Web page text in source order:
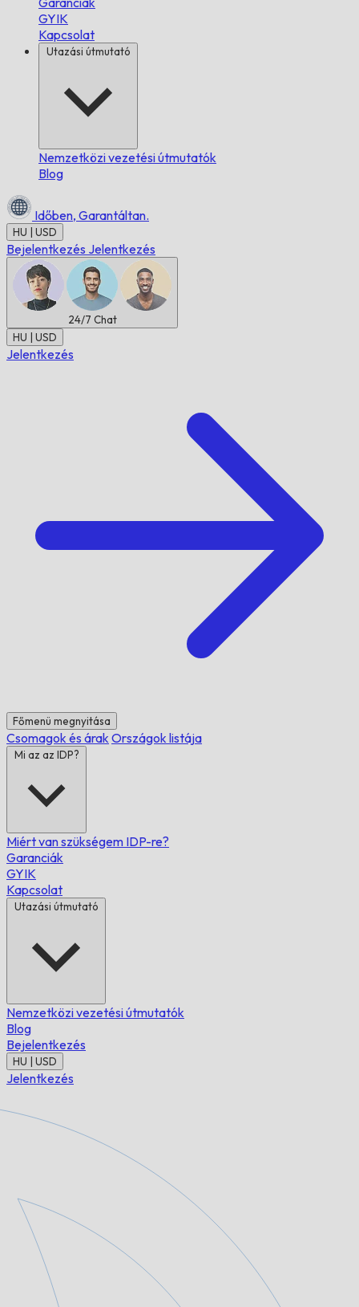
GYIK
Kapcsolat
Utazási útmutató
Nemzetközi vezetési útmutatók
Blog
Időben, Garantáltan.
HU | USD
Bejelentkezés Jelentkezés
24/7 Chat
HU | USD
Jelentkezés
Főmenü megnyitása
Csomagok és árak Országok listája
Mi az az IDP?
Miért van szükségem IDP-re?
Garanciák
GYIK
Kapcsolat
Utazási útmutató
Nemzetközi vezetési útmutatók
Blog
Bejelentkezés
HU | USD
Jelentkezés